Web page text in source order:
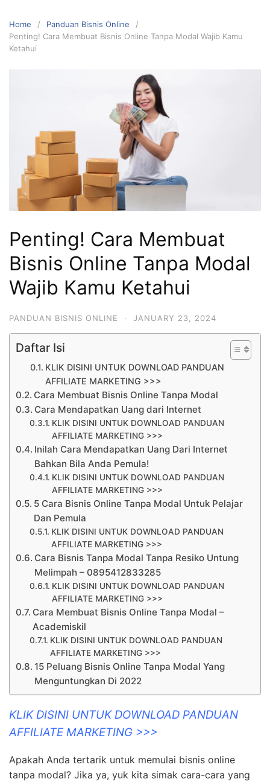
Home
Panduan Bisnis Online
Penting! Cara Membuat Bisnis Online Tanpa Modal Wajib Kamu
Ketahui
Penting! Cara Membuat
Bisnis Online Tanpa Modal
Wajib Kamu Ketahui
PANDUAN BISNIS ONLINE · JANUARY 23, 2024
Daftar Isi
KLIK DISINI UNTUK DOWNLOAD PANDUAN
AFFILIATE MARKETING >>>
Cara Membuat Bisnis Online Tanpa Modal
Cara Mendapatkan Uang dari Internet
KLIK DISINI UNTUK DOWNLOAD PANDUAN
AFFILIATE MARKETING >>>
Inilah Cara Mendapatkan Uang Dari Internet
Bahkan Bila Anda Pemula!
KLIK DISINI UNTUK DOWNLOAD PANDUAN
AFFILIATE MARKETING >>>
5 Cara Bisnis Online Tanpa Modal Untuk Pelajar
Dan Pemula
KLIK DISINI UNTUK DOWNLOAD PANDUAN
AFFILIATE MARKETING >>>
Cara Bisnis Tanpa Modal Tanpa Resiko Untung
Melimpah – 0895412833285
KLIK DISINI UNTUK DOWNLOAD PANDUAN
AFFILIATE MARKETING >>>
Cara Membuat Bisnis Online Tanpa Modal –
Academiskil
KLIK DISINI UNTUK DOWNLOAD PANDUAN
AFFILIATE MARKETING >>>
15 Peluang Bisnis Online Tanpa Modal Yang
Menguntungkan Di 2022
KLIK DISINI UNTUK DOWNLOAD PANDUAN
AFFILIATE MARKETING >>>
Apakah Anda tertarik untuk memulai bisnis online
tanpa modal? Jika ya, yuk kita simak cara-cara yang